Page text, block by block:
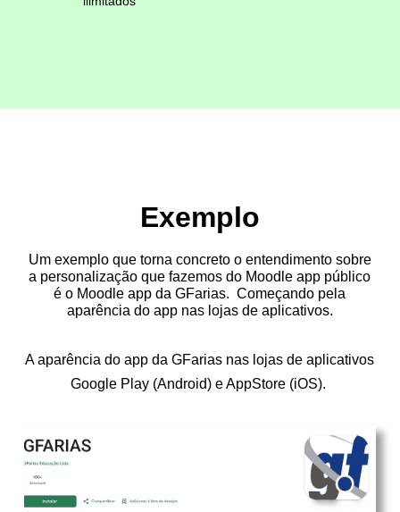
Exemplo
Um exemplo que torna concreto o entendimento sobre
a personalização que fazemos do Moodle app público
é o Moodle app da GFarias. Começando pela
aparência do app nas lojas de aplicativos.
A aparência do app da GFarias nas lojas de aplicativos
Google Play (Android) e AppStore (iOS).